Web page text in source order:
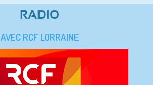
RADIO
AVEC RCF LORRAINE